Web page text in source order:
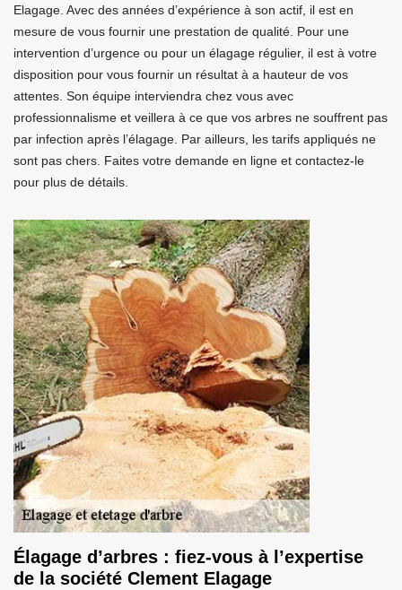
Elagage. Avec des années d’expérience à son actif, il est en
mesure de vous fournir une prestation de qualité. Pour une
intervention d’urgence ou pour un élagage régulier, il est à votre
disposition pour vous fournir un résultat à a hauteur de vos
attentes. Son équipe interviendra chez vous avec
professionnalisme et veillera à ce que vos arbres ne souffrent pas
par infection après l’élagage. Par ailleurs, les tarifs appliqués ne
sont pas chers. Faites votre demande en ligne et contactez-le
pour plus de détails.
Élagage d’arbres : fiez-vous à l’expertise
de la société Clement Elagage